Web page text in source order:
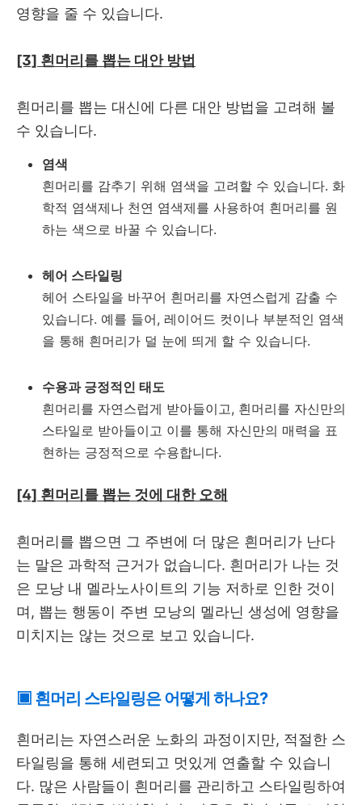
영향을 줄 수 있습니다.
[3] 흰머리를 뽑는 대안 방법
흰머리를 뽑는 대신에 다른 대안 방법을 고려해 볼
수 있습니다.
염색
흰머리를 감추기 위해 염색을 고려할 수 있습니다. 화
학적 염색제나 천연 염색제를 사용하여 흰머리를 원
하는 색으로 바꿀 수 있습니다.
헤어 스타일링
헤어 스타일을 바꾸어 흰머리를 자연스럽게 감출 수
있습니다. 예를 들어, 레이어드 컷이나 부분적인 염색
을 통해 흰머리가 덜 눈에 띄게 할 수 있습니다.
수용과 긍정적인 태도
흰머리를 자연스럽게 받아들이고, 흰머리를 자신만의
스타일로 받아들이고 이를 통해 자신만의 매력을 표
현하는 긍정적으로 수용합니다.
[4] 흰머리를 뽑는 것에 대한 오해
흰머리를 뽑으면 그 주변에 더 많은 흰머리가 난다
는 말은 과학적 근거가 없습니다. 흰머리가 나는 것
은 모낭 내 멜라노사이트의 기능 저하로 인한 것이
며, 뽑는 행동이 주변 모낭의 멜라닌 생성에 영향을
미치지는 않는 것으로 보고 있습니다.
▣ 흰머리 스타일링은 어떻게 하나요?
흰머리는 자연스러운 노화의 과정이지만, 적절한 스
타일링을 통해 세련되고 멋있게 연출할 수 있습니
다. 많은 사람들이 흰머리를 관리하고 스타일링하여